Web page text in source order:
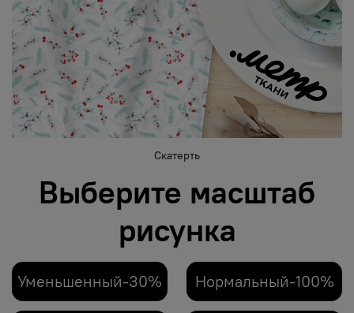
Скатерть
Выберите масштаб
рисунка
Уменьшенный-30% Нормальный-100%